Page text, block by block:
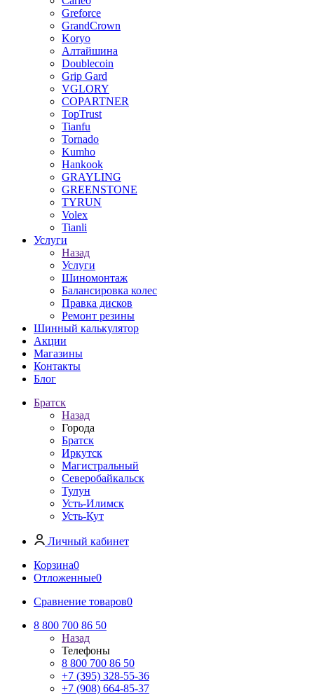
Greforce
GrandCrown
Koryo
Алтайшина
Doublecoin
Grip Gard
VGLORY
COPARTNER
TopTrust
Tianfu
Tornado
Kumho
Hankook
GRAYLING
GREENSTONE
TYRUN
Volex
Tianli
Услуги
Назад
Услуги
Шиномонтаж
Балансировка колес
Правка дисков
Ремонт резины
Шинный калькулятор
Акции
Магазины
Контакты
Блог
Братск
Назад
Города
Братск
Иркутск
Магистральный
Северобайкальск
Тулун
Усть-Илимск
Усть-Кут
Личный кабинет
Корзина0
Отложенные0
Сравнение товаров0
8 800 700 86 50
Назад
Телефоны
8 800 700 86 50
+7 (395) 328-55-36
+7 (908) 664-85-37